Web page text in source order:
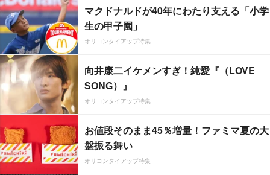
マクドナルドが40年にわたり支える「小学
生の甲子園」
オリコンタイアップ特集
向井康二イケメンすぎ！純愛『（LOVE
SONG）』
オリコンタイアップ特集
お値段そのまま45％増量！ファミマ夏の大
盤振る舞い
オリコンタイアップ特集